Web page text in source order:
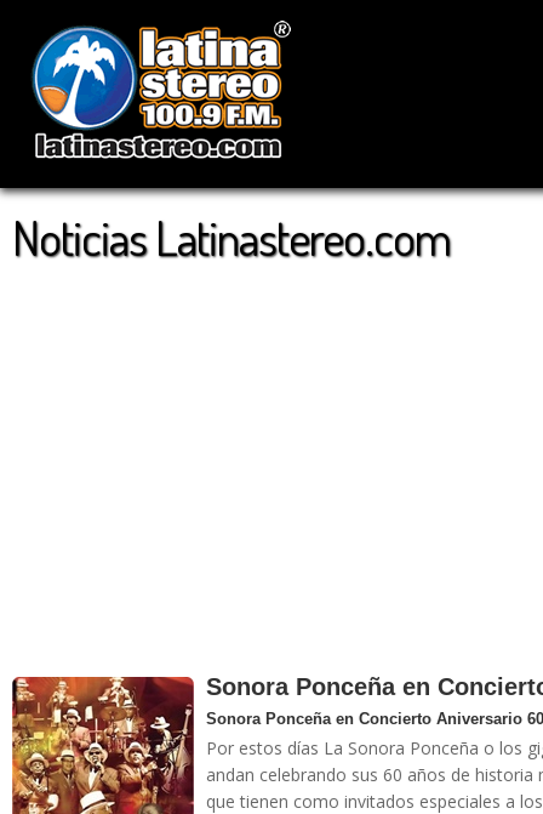
Noticias Latinastereo.com
Sonora Ponceña en
Sonora Ponceña en Concierto Aniversario 60
Por estos días La Sonora Ponceña o los
andan celebrando sus 60 años de
que tienen como invitados especiales a